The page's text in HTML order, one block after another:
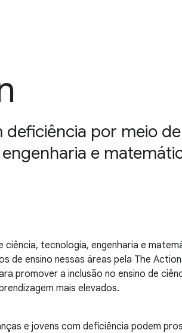
por meio
e
tecnologia, engenharia e
ensino nessas áreas pela The
promover a inclusão no ensino de
mais elevados.
e jovens com deficiência podem